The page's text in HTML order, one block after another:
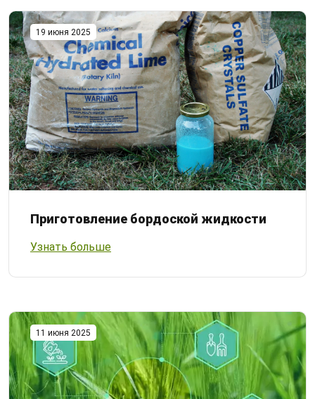
19 июня 2025
Приготовление бордоской жидкости
Узнать больше
11 июня 2025